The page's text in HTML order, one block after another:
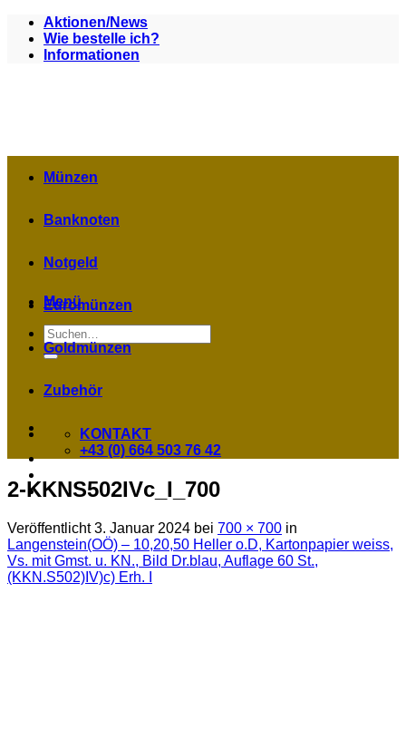
Zum
Inhalt
springen
Aktionen/News
Wie bestelle ich?
Informationen
Menü
Suchen
nach:
Münzen
Banknoten
Notgeld
Euromünzen
Goldmünzen
Zubehör
KONTAKT
+43 (0) 664 503 76 42
2-KKNS502IVc_I_700
Veröffentlicht3. Januar 2024 bei 700 × 700 in
Langenstein(OÖ) – 10,20,50 Heller o.D, Kartonpapier weiss,
Vs. mit Gmst. u. KN., Bild Dr.blau, Auflage 60 St.,
(KKN.S502)IV)c) Erh. I